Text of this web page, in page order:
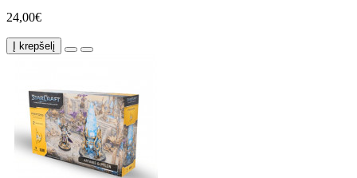
24,00€
Į krepšelį